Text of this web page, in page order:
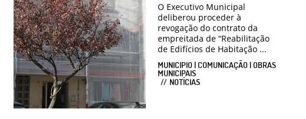
O Executivo Municipal
deliberou proceder à
revogação do contrato da
empreitada de “Reabilitação
de Edifícios de Habitação ...
MUNICIPIO | COMUNICAÇÃO | OBRAS
MUNICIPAIS
NOTÍCIAS